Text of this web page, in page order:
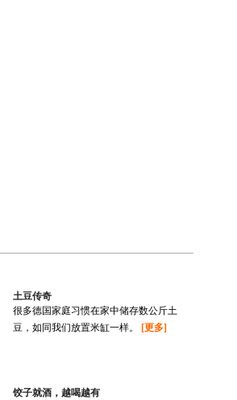
土豆传奇
很多德国家庭习惯在家中储存数公斤土
豆，如同我们放置米缸一样。
[更多]
饺子就酒，越喝越有